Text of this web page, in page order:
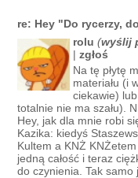
re: Hey "Do rycerzy,
rolu (wyślij
| zgłoś
Na tę płytę
materiału (i
ciekawie)
totalnie nie ma szału).
Hey, jak dla mnie robi
Kazika: kiedyś
Kultem a KNŻ
jedną całość i teraz
do czynienia. Tak samo